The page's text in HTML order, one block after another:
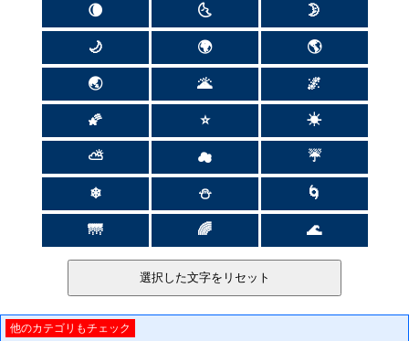
🌘 🌜 🌛
🌙 🌍 🌎
🌏 🌋 🌌
🌠 ⭐ ☀
⛅ ☁ ☔
❄ ⛄ 🌀
🌁 🌈 🌊
他のカテゴリもチェック